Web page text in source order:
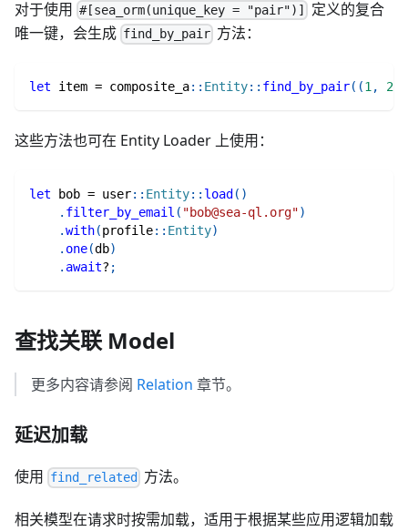
对于使用 #[sea_orm(unique_key = "pair")]
定义的复合
唯一键，会生成 find_by_pair 方法：
let item = composite_a:: Entity:: find_by_pair( (1, 2
这些方法也可在 Entity Loader 上使用：
let bob = user:: Entity:: load ( )
. filter_by_email ( "bob@sea-ql.org")
.with(profile:: Entity)
. one(db)
. await? ;
查找关联 Model
更多内容请参阅 Relation 章节。
延迟加载
使用 find_related 方法。
相关模型在请求时按需加载，适用于根据某些应用逻辑加载